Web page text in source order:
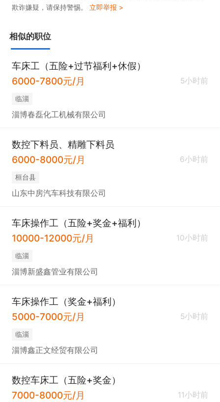
欺诈嫌疑，请保持警惕。 立即举报 >
相似的职位
车床工（五险+过节福利+休假）
6000-7800元/月
5小时前
临淄
淄博春磊化工机械有限公司
数控下料员、精雕下料员
6000-8000元/月
6小时前
桓台县
山东中房汽车科技有限公司
车床操作工（五险+奖金+福利）
10000-12000元/月
10小时前
临淄
淄博新盛鑫管业有限公司
车床操作工（奖金+福利）
5000-7000元/月
5小时前
临淄
淄博鑫正文经贸有限公司
数控车床工（五险+奖金）
7000-8000元/月
11小时前